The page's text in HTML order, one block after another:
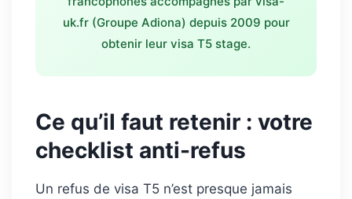
uk.fr (Groupe Adiona) depuis 2009 pour
obtenir leur visa T5 stage.
Ce qu’il faut retenir : votre
checklist anti-refus
Un refus de visa T5 n’est presque jamais